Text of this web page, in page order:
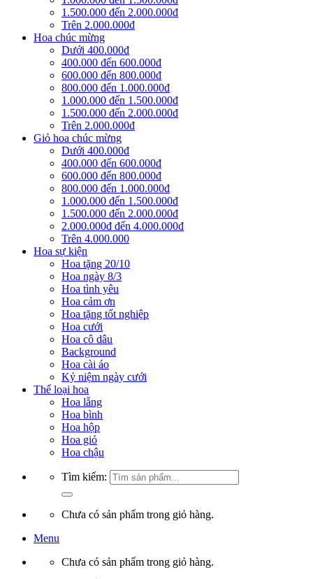
1.500.000 đến 2.000.000đ
Trên 2.000.000đ
Hoa chúc mừng
Dưới 400.000đ
400.000 đến 600.000đ
600.000 đến 800.000đ
800.000 đến 1.000.000đ
1.000.000 đến 1.500.000đ
1.500.000 đến 2.000.000đ
Trên 2.000.000đ
Giỏ hoa chúc mừng
Dưới 400.000đ
400.000 đến 600.000đ
600.000 đến 800.000đ
800.000 đến 1.000.000đ
1.000.000 đến 1.500.000đ
1.500.000 đến 2.000.000đ
2.000.000đ đến 4.000.000đ
Trên 4.000.000
Hoa sự kiện
Hoa tặng 20/10
Hoa ngày 8/3
Hoa tình yêu
Hoa cảm ơn
Hoa tặng tốt nghiệp
Hoa cưới
Hoa cô dâu
Background
Hoa cài áo
Kỷ niệm ngày cưới
Thể loại hoa
Hoa lẵng
Hoa bình
Hoa hộp
Hoa giỏ
Hoa chậu
Tìm kiếm:
Chưa có sản phẩm trong giỏ hàng.
Menu
Chưa có sản phẩm trong giỏ hàng.